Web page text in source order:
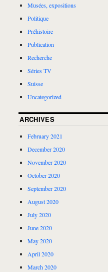
Musées, expositions
Politique
Préhistoire
Publication
Recherche
Séries TV
Suisse
Uncategorized
ARCHIVES
February 2021
December 2020
November 2020
October 2020
September 2020
August 2020
July 2020
June 2020
May 2020
April 2020
March 2020